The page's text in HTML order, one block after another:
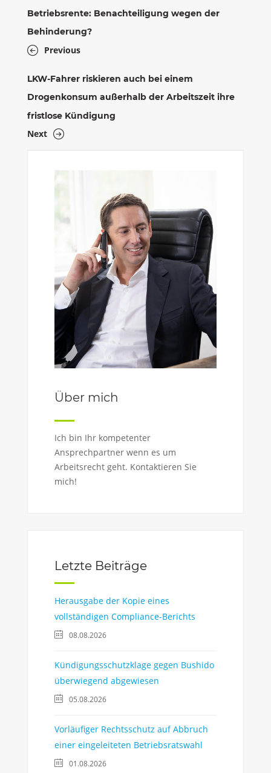
Betriebsrente: Benachteiligung wegen der
Behinderung?
Previous
LKW-Fahrer riskieren auch bei einem
Drogenkonsum außerhalb der Arbeitszeit ihre
fristlose Kündigung
Next
Über mich
Ich bin Ihr kompetenter
Ansprechpartner wenn es um
Arbeitsrecht geht. Kontaktieren Sie
mich!
Letzte Beiträge
Herausgabe der Kopie eines
vollständigen Compliance-Berichts
08.08.2026
Kündigungsschutzklage gegen Bushido
überwiegend abgewiesen
05.08.2026
Vorläufiger Rechtsschutz auf Abbruch
einer eingeleiteten Betriebsratswahl
01.08.2026